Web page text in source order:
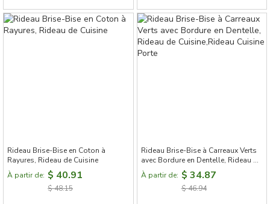
Rideau Brise-Bise en Coton à
Rayures, Rideau de Cuisine
À partir de: $ 40.91
$ 48.15
Rideau Brise-Bise à Carreaux Verts
avec Bordure en Dentelle, Rideau de
Cuisine,Rideau Cuisine Porte
À partir de: $ 34.87
$ 46.94